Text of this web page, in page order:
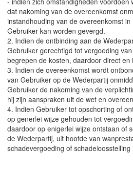
dat nakoming van de overeenkomst
instandhouding van de overeenkomst
Gebruiker kan worden gevergd.
2. Indien de ontbinding aan de
Gebruiker gerechtigd tot vergoeding
begrepen de kosten, daardoor direct en
3. Indien de overeenkomst wordt
van Gebruiker op de Wederpartij
Gebruiker de nakoming van de
hij zijn aanspraken uit de wet en
4. Indien Gebruiker tot opschorting of
op generlei wijze gehouden tot
daardoor op enigerlei wijze ontstaan of
de Wederpartij, uit hoofde van
schadevergoeding of schadeloosstelling